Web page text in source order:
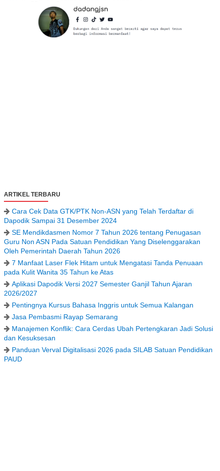
ARTIKEL TERBARU
Cara Cek Data GTK/PTK Non-ASN yang Telah Terdaftar di
Dapodik Sampai 31 Desember 2024
SE Mendikdasmen Nomor 7 Tahun 2026 tentang Penugasan
Guru Non ASN Pada Satuan Pendidikan Yang Diselenggarakan
Oleh Pemerintah Daerah Tahun 2026
7 Manfaat Laser Flek Hitam untuk Mengatasi Tanda Penuaan
pada Kulit Wanita 35 Tahun ke Atas
Aplikasi Dapodik Versi 2027 Semester Ganjil Tahun Ajaran
2026/2027
Pentingnya Kursus Bahasa Inggris untuk Semua Kalangan
Jasa Pembasmi Rayap Semarang
Manajemen Konflik: Cara Cerdas Ubah Pertengkaran Jadi Solusi
dan Kesuksesan
Panduan Verval Digitalisasi 2026 pada SILAB Satuan Pendidikan
PAUD